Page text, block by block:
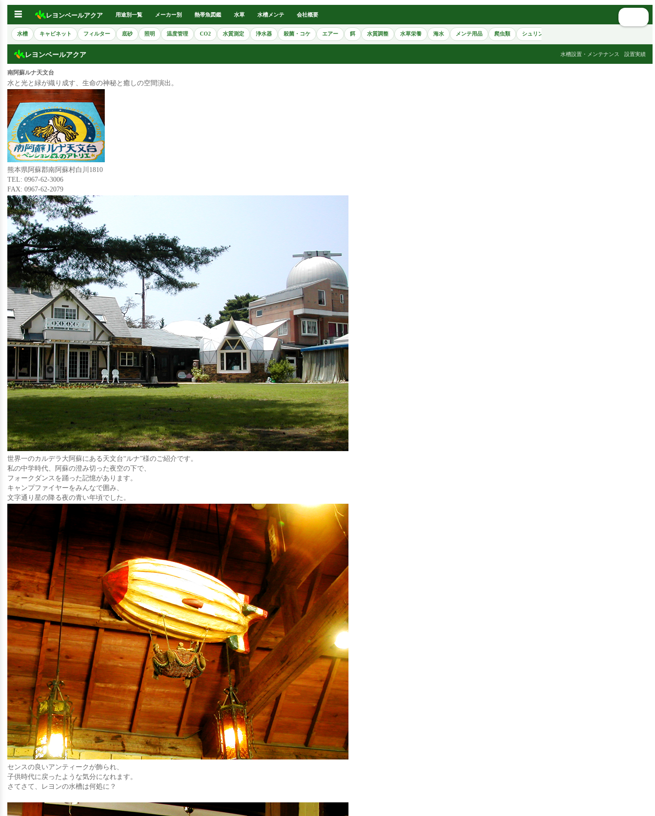
☰ レヨンベールアクア 用途別一覧 メーカー別 熱帯魚図鑑 水草 水槽メンテ 会社概要
水槽 キャビネット フィルター 底砂 照明 温度管理 CO2 水質測定 浄水器 殺菌・コケ エアー 餌 水質調整 水草栄養 海水 メンテ用品 爬虫類 シュリンプ
レヨンベールアクア 水槽設置・メンテナンス 設置実績
南阿蘇ルナ天文台
水と光と緑が織り成す、生命の神秘と癒しの空間演出。
熊本県阿蘇郡南阿蘇村白川1810
TEL: 0967-62-3006
FAX: 0967-62-2079
世界一のカルデラ大阿蘇にある天文台“ルナ”様のご紹介です。
私の中学時代、阿蘇の澄み切った夜空の下で、
フォークダンスを踊った記憶があります。
キャンプファイヤーをみんなで囲み、
文字通り星の降る夜の青い年頃でした。
センスの良いアンティークが飾られ、
子供時代に戻ったような気分になれます。
さてさて、レヨンの水槽は何処に？